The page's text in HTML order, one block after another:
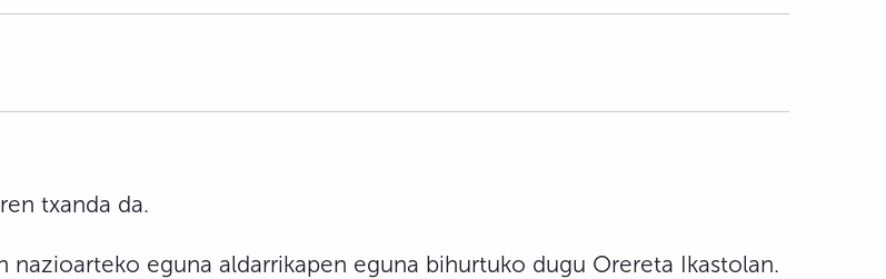
txanda da.
nazioarteko eguna aldarrikapen eguna bihurtuko dugu Orereta Ikastolan.